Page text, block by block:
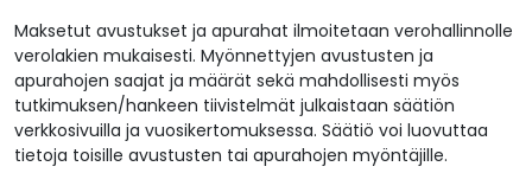
Maksetut avustukset ja apurahat ilmoitetaan verohallinnolle
verolakien mukaisesti. Myönnettyjen avustusten ja
apurahojen saajat ja määrät sekä mahdollisesti myös
tutkimuksen/hankeen tiivistelmät julkaistaan säätiön
verkkosivuilla ja vuosikertomuksessa. Säätiö voi luovuttaa
tietoja toisille avustusten tai apurahojen myöntäjille.